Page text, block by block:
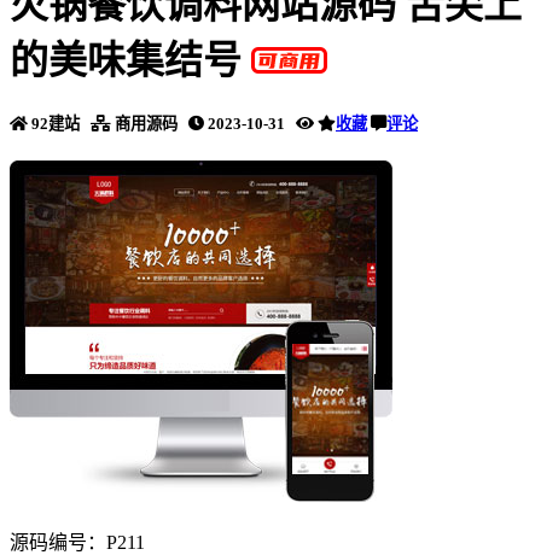
的美味集结号
92建站 商用源码 2023-10-31 收藏 评论
源码编号：P211